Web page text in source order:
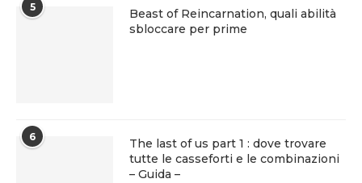
5
Beast of Reincarnation, quali abilità
sbloccare per prime
6
The last of us part 1 : dove trovare
tutte le casseforti e le combinazioni
– Guida –